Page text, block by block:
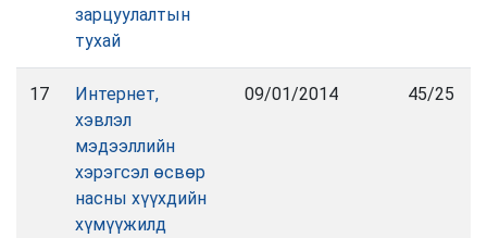
зарцуулалтын
тухай
17
Интернет,
хэвлэл
мэдээллийн
хэрэгсэл өсвөр
насны хүүхдийн
хүмүүжилд
09/01/2014 45/25